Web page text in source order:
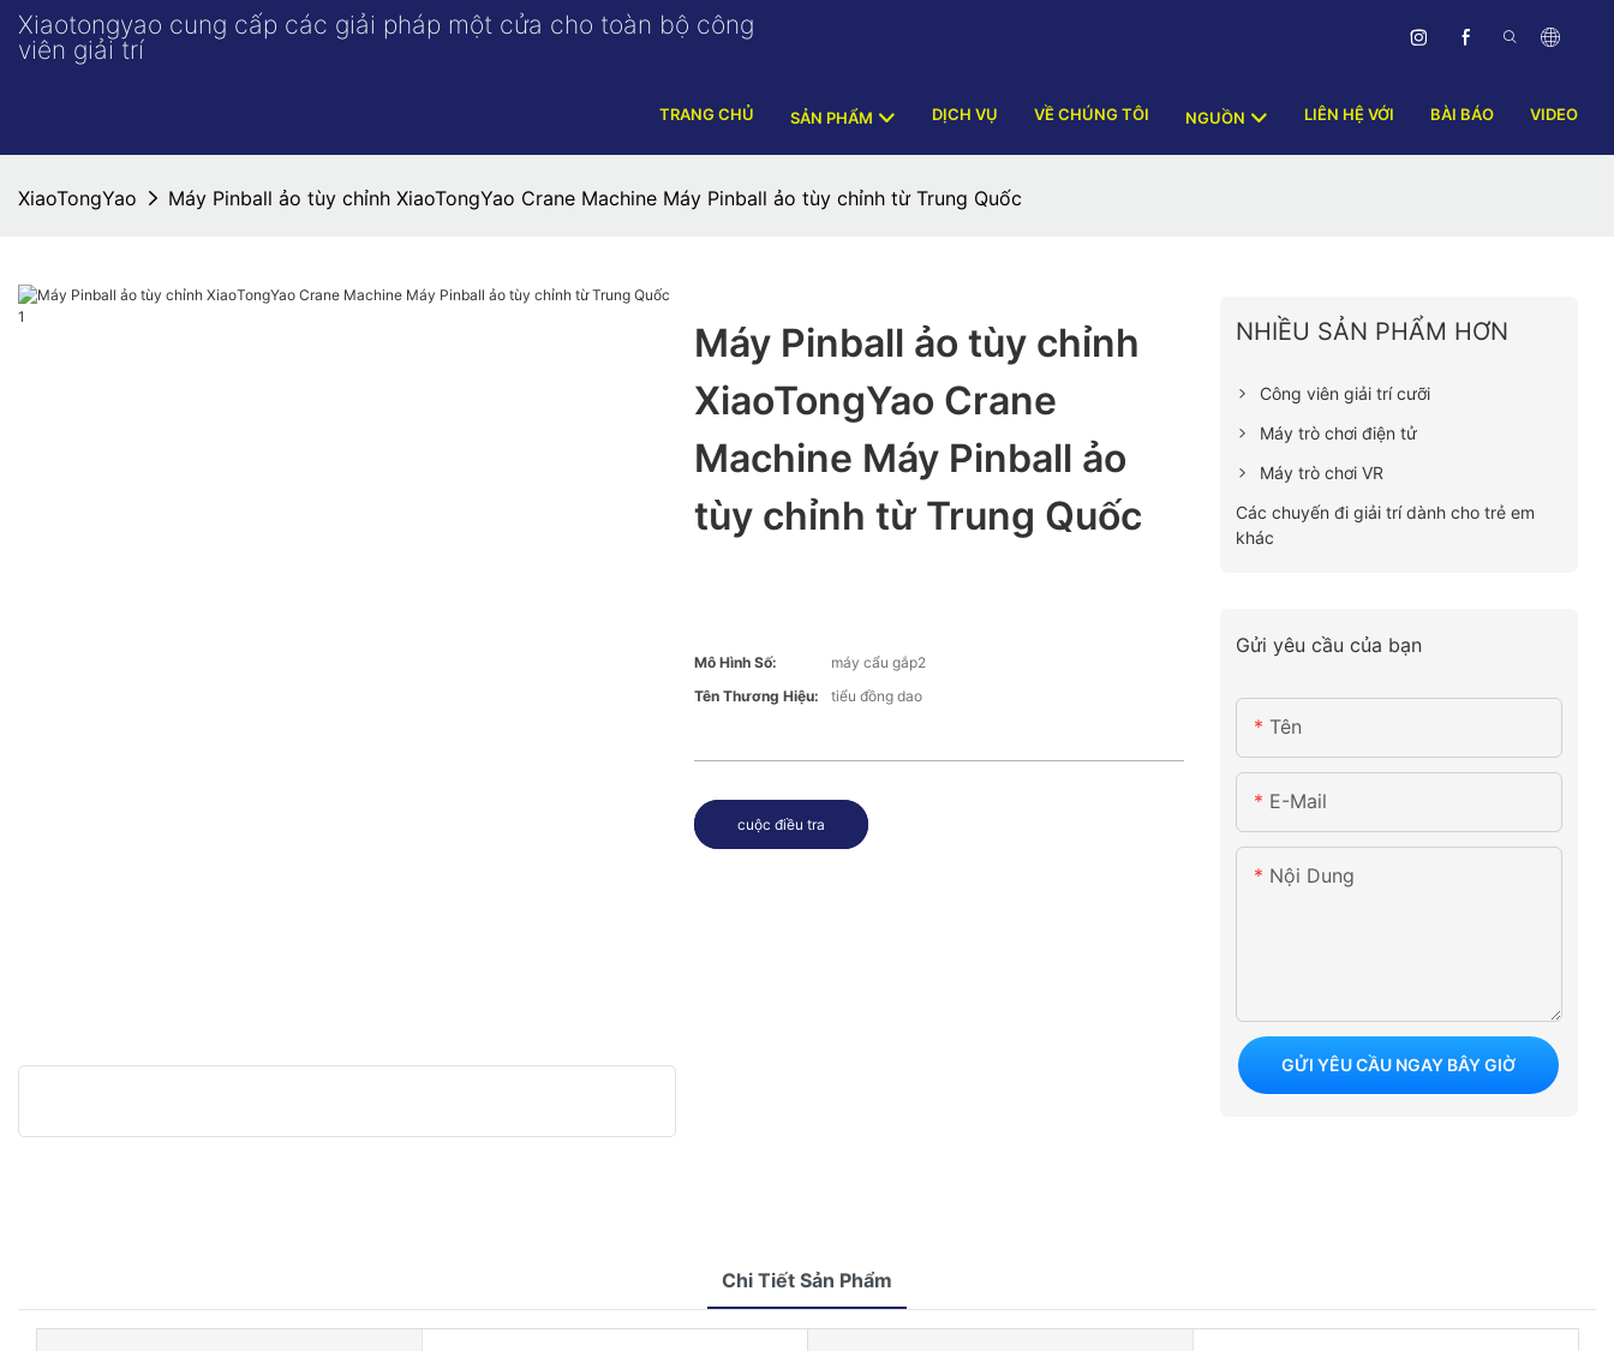
Xiaotongyao cung cấp các giải pháp một cửa cho toàn bộ công
viên giải trí
TRANG CHỦ SẢN PHẨM DỊCH VỤ VỀ CHÚNG TÔI NGUỒN LIÊN HỆ VỚI BÀI BÁO VIDEO
XiaoTongYao Máy Pinball ảo tùy chỉnh XiaoTongYao Crane Machine Máy Pinball ảo tùy chỉnh từ Trung Quốc
Máy Pinball ảo tùy chỉnh
XiaoTongYao Crane
Machine Máy Pinball ảo
tùy chỉnh từ Trung Quốc
Mô Hình Số:
máy cẩu gắp2
Tên Thương Hiệu:
tiểu đồng dao
cuộc điều tra
NHIỀU SẢN PHẨM HƠN
Công viên giải trí cưỡi
Máy trò chơi điện tử
Máy trò chơi VR
Các chuyến đi giải trí dành cho trẻ em
khác
Gửi yêu cầu của bạn
Tên
E-Mail
Nội Dung
GỬI YÊU CẦU NGAY BÂY GIỜ
Chi Tiết Sản Phẩm